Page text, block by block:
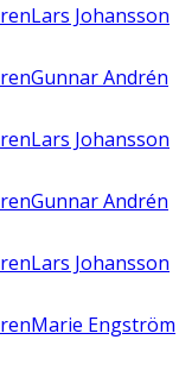
Lars Johansson
Gunnar Andrén
Lars Johansson
Gunnar Andrén
Lars Johansson
Marie Engström